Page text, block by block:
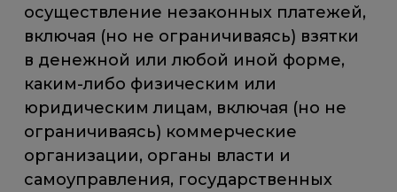
осуществление незаконных платежей,
включая (но не ограничиваясь) взятки
в денежной или любой иной форме,
каким-либо физическим или
юридическим лицам, включая (но не
ограничиваясь) коммерческие
организации, органы власти и
самоуправления, государственных